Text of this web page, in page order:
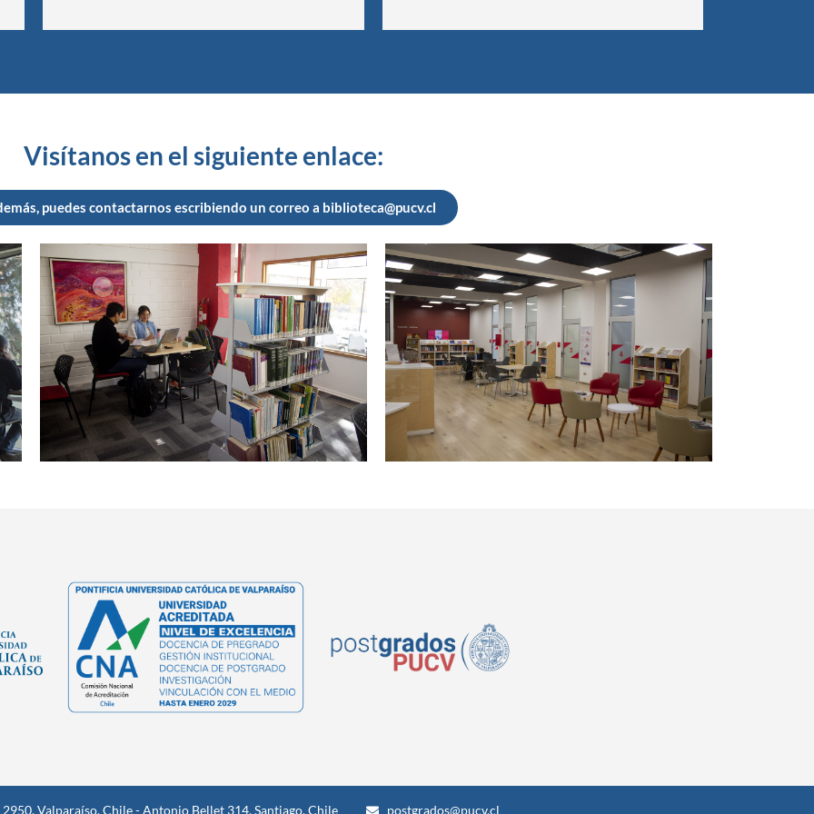
Visítanos en el siguiente enlace:
puedes contactarnos escribiendo un correo a biblioteca@pucv.cl
2950, Valparaíso, Chile - Antonio Bellet 314, Santiago, Chile postgrados@pucv.cl